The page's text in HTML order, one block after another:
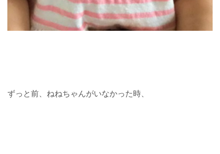
ずっと前、ねねちゃんがいなかった時、